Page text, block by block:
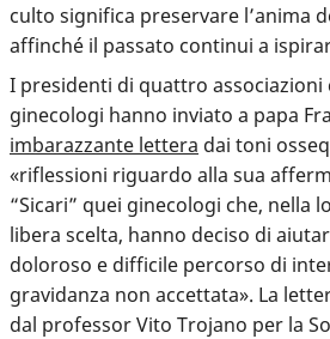
culto significa preservare l’anima
affinché il passato continui a
I presidenti di quattro associazioni
ginecologi hanno inviato a papa
imbarazzante lettera dai toni
«riflessioni riguardo alla sua
“Sicari” quei ginecologi che, nella
libera scelta, hanno deciso di
doloroso e difficile percorso di
gravidanza non accettata». La
dal professor Vito Trojano per la